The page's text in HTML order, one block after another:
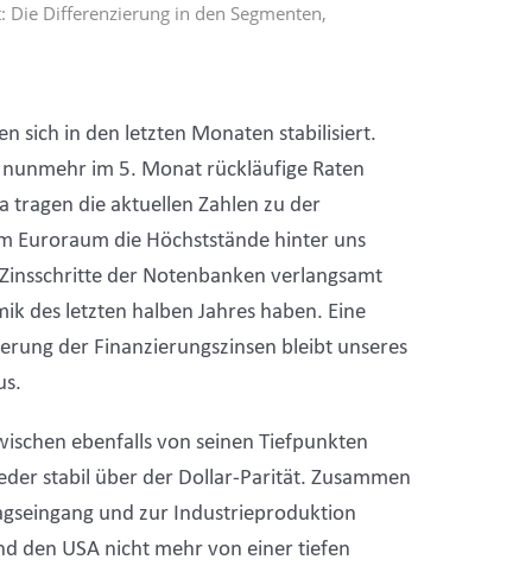
Differenzierung in den Segmenten,
sich in den letzten Monaten stabilisiert.
im 5. Monat rückläufige Raten
tragen die aktuellen Zahlen zu der
Euroraum die Höchststände hinter uns
der Notenbanken verlangsamt
des letzten halben Jahres haben. Eine
der Finanzierungszinsen bleibt unseres
ebenfalls von seinen Tiefpunkten
stabil über der Dollar-Parität. Zusammen
und zur Industrieproduktion
den USA nicht mehr von einer tiefen